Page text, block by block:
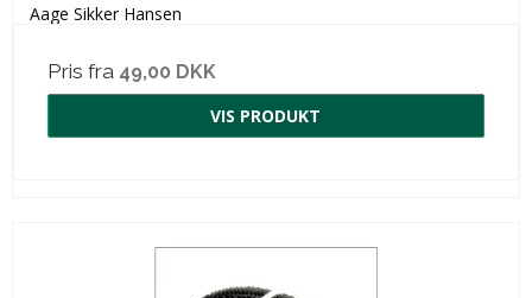
Aage Sikker Hansen
Pris fra 49,00 DKK
VIS PRODUKT